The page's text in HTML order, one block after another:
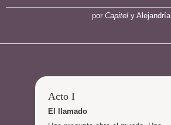
por Capitel y Alejandría
Acto I
El llamado